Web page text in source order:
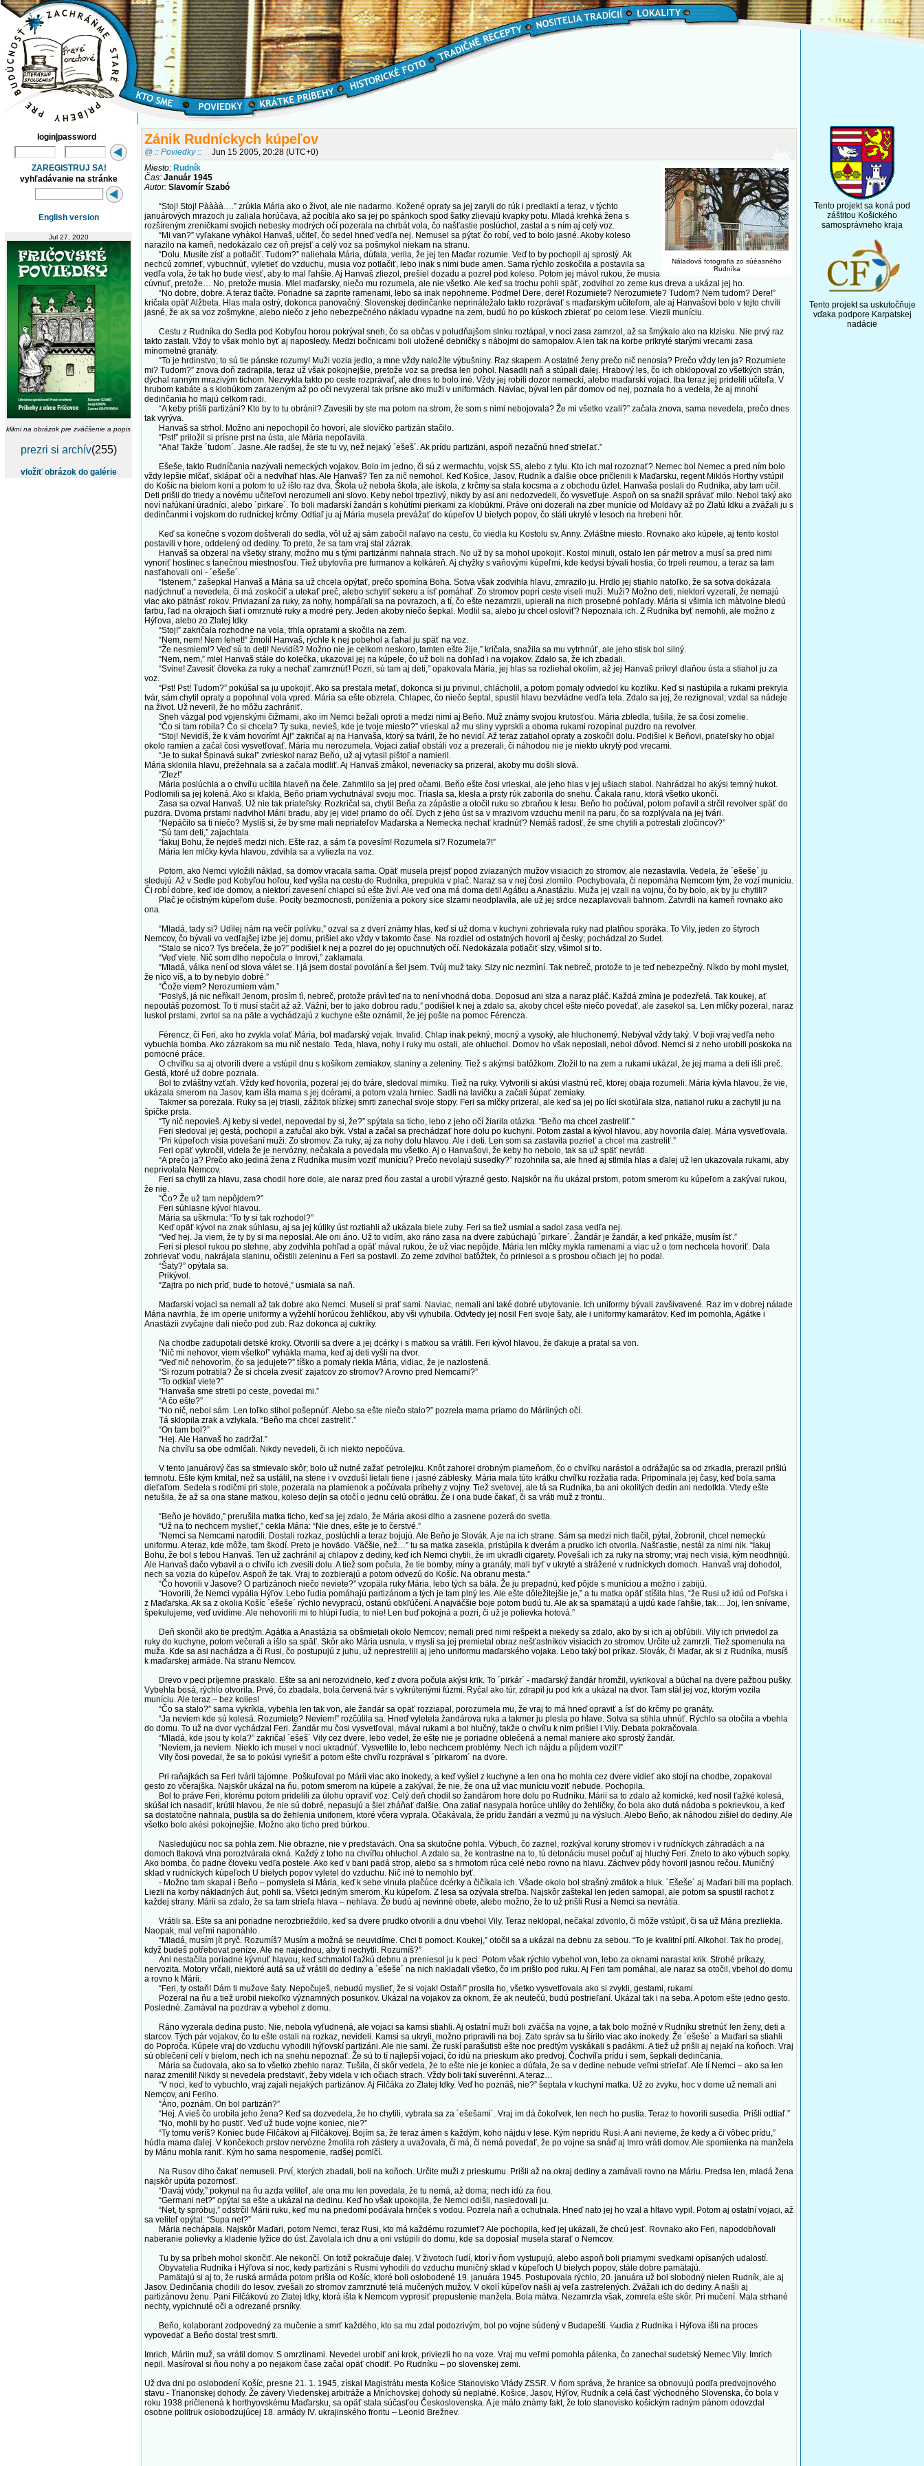
login|password
ZAREGISTRUJ SA!
vyhľadávanie na stránke
English version
Jul 27, 2020
klikni na obrázok pre zväčšenie a popis
prezri si archív(255)
vložiť obrázok do galérie
Zánik Rudníckych kúpeľov
@ :: Poviedky :: Jun 15 2005, 20:28 (UTC+0)
Náladová fotografia zo súèasného
Rudníka
Miesto: Rudník
Čas: Január 1945
Autor: Slavomír Szabó
“Stoj! Stoj! Pàààà….” zrúkla Mária ako o život, ale nie nadarmo. Kožené opraty sa jej zaryli do rúk i predlaktí a teraz, v týchto
januárových mrazoch ju zaliala horúčava, až pocítila ako sa jej po spánkoch spod šatky zlievajú kvapky potu. Mladá krehká žena s
rozšíreným zreničkami svojich nebesky modrých očí pozerala na chrbát vola, čo našťastie poslúchol, zastal a s ním aj celý voz.
“Mi van?” vyľakane vyhàkol Hanvaš, učiteľ, čo sedel hneď vedľa nej. Nemusel sa pýtať čo robí, veď to bolo jasné. Akoby koleso
narazilo na kameň, nedokázalo cez oň prejsť a celý voz sa pošmykol niekam na stranu.
“Dolu. Musíte zísť a potlačiť. Tudom?” naliehala Mária, dúfala, verila, že jej ten Maďar rozumie. Veď to by pochopil aj sprostý. Ak
nechcú zomrieť, vybuchnúť, vyletieť do vzduchu, musia voz potlačiť, lebo inak s nimi bude amen. Sama rýchlo zoskočila a postavila sa
vedľa vola, že tak ho bude viesť, aby to mal ľahšie. Aj Hanvaš zliezol, prešiel dozadu a pozrel pod koleso. Potom jej mávol rukou, že musia
cúvnuť, pretože… No, pretože musia. Mlel maďarsky, niečo mu rozumela, ale nie všetko. Ale keď sa trochu pohli späť, zodvihol zo zeme kus dreva a ukázal jej ho.
“No dobre, dobre. A teraz tlačte. Poriadne sa zaprite ramenami, lebo sa inak nepohneme. Poďme! Dere, dere! Rozumiete? Nerozumiete? Tudom? Nem tudom? Dere!”
kričala opäť Alžbeta. Hlas mala ostrý, dokonca panovačný. Slovenskej dedinčanke neprináležalo takto rozprávať s maďarským učiteľom, ale aj Hanvašovi bolo v tejto chvíli
jasné, že ak sa voz zošmykne, alebo niečo z jeho nebezpečného nákladu vypadne na zem, budú ho po kúskoch zbierať po celom lese. Viezli muníciu.
Cestu z Rudníka do Sedla pod Kobyľou horou pokrýval sneh, čo sa občas v poludňajšom slnku roztápal, v noci zasa zamrzol, až sa šmýkalo ako na klzisku. Nie prvý raz
takto zastali. Vždy to však mohlo byť aj naposledy. Medzi bočnicami boli uložené debničky s nábojmi do samopalov. A len tak na korbe prikryté starými vrecami zasa
mínometné granáty.
“To je hrdinstvo; to sú tie pánske rozumy! Muži vozia jedlo, a mne vždy naložíte výbušniny. Raz skapem. A ostatné ženy prečo nič nenosia? Prečo vždy len ja? Rozumiete
mi? Tudom?” znova doň zadrapila, teraz už však pokojnejšie, pretože voz sa predsa len pohol. Nasadli naň a stúpali ďalej. Hrabový les, čo ich obklopoval zo všetkých strán,
dýchal ranným mrazivým tichom. Nezvykla takto po ceste rozprávať, ale dnes to bolo iné. Vždy jej robili dozor nemeckí, alebo maďarskí vojaci. Iba teraz jej pridelili učiteľa. V
hrubom kabáte a s klobúkom zarazeným až po oči nevyzeral tak prísne ako muži v uniformách. Naviac, býval len pár domov od nej, poznala ho a vedela, že aj mnohí
dedinčania ho majú celkom radi.
“A keby prišli partizáni? Kto by to tu obránil? Zavesili by ste ma potom na strom, že som s nimi nebojovala? Že mi všetko vzali?” začala znova, sama nevedela, prečo dnes
tak vyrýva.
Hanvaš sa strhol. Možno ani nepochopil čo hovorí, ale slovíčko partizán stačilo.
“Pst!” priložil si prísne prst na ústa, ale Mária nepoľavila.
“Aha! Takže ´tudom´. Jasne. Ale radšej, že ste tu vy, než nejaký ´ešeš´. Ak prídu partizáni, aspoň nezačnú hneď strieľať.”
Ešeše, takto Rudníčania nazývali nemeckých vojakov. Bolo im jedno, či sú z wermachtu, vojsk SS, alebo z tylu. Kto ich mal rozoznať? Nemec bol Nemec a pred ním bolo
vždy lepšie mlčať, sklápať oči a nedvíhať hlas. Ale Hanvaš? Ten za nič nemohol. Keď Košice, Jasov, Rudník a ďalšie obce pričlenili k Maďarsku, regent Miklós Horthy vstúpil
do Košíc na bielom koni a potom to už išlo raz dva. Škola už nebola škola, ale iskola, z krčmy sa stala kocsma a z obchodu üzlet. Hanvaša poslali do Rudníka, aby tam učil.
Deti prišli do triedy a novému učiteľovi nerozumeli ani slovo. Keby nebol trpezlivý, nikdy by asi ani nedozvedeli, čo vysvetľuje. Aspoň on sa snažil správať milo. Nebol taký ako
noví nafúkaní úradníci, alebo ´pirkare´. To boli maďarskí žandári s kohútími pierkami za klobúkmi. Práve oni dozerali na zber munície od Moldavy až po Zlatú Idku a zvážali ju s
dedinčanmi i vojskom do rudníckej krčmy. Odtiaľ ju aj Mária musela prevážať do kúpeľov U bielych popov, čo stáli ukryté v lesoch na hrebeni hôr.
Keď sa konečne s vozom doštverali do sedla, vôl už aj sám zabočil naľavo na cestu, čo viedla ku Kostolu sv. Anny. Zvláštne miesto. Rovnako ako kúpele, aj tento kostol
postavili v hore, oddelený od dediny. To preto, že sa tam vraj stal zázrak.
Hanvaš sa obzeral na všetky strany, možno mu s tými partizánmi nahnala strach. No už by sa mohol upokojiť. Kostol minuli, ostalo len pár metrov a musí sa pred nimi
vynoriť hostinec s tanečnou miestnosťou. Tiež ubytovňa pre furmanov a kolkáreň. Aj chyžky s vaňovými kúpeľmi, kde kedysi bývali hostia, čo trpeli reumou, a teraz sa tam
nasťahovali oni - ´ešeše´.
“Istenem,” zašepkal Hanvaš a Mária sa už chcela opýtať, prečo spomína Boha. Sotva však zodvihla hlavu, zmrazilo ju. Hrdlo jej stiahlo natoľko, že sa sotva dokázala
nadýchnuť a nevedela, či má zoskočiť a utekať preč, alebo schytiť sekeru a ísť pomáhať. Zo stromov popri ceste viseli muži. Muži? Možno deti; niektorí vyzerali, že nemajú
viac ako pätnásť rokov. Priviazaní za ruky, za nohy, hompáľali sa na povrazoch, a tí, čo ešte nezamrzli, upierali na nich prosebné pohľady. Mária si všimla ich màtvolne bledú
farbu, ľad na okrajoch šiat i omrznuté ruky a modré pery. Jeden akoby niečo šepkal. Modlil sa, alebo ju chcel osloviť? Nepoznala ich. Z Rudníka byť nemohli, ale možno z
Hýľova, alebo zo Zlatej Idky.
“Stoj!” zakričala rozhodne na vola, trhla opratami a skočila na zem.
“Nem, nem! Nem lehet!“ žmolil Hanvaš, rýchle k nej pobehol a ťahal ju späť na voz.
“Že nesmiem!? Veď sú to deti! Nevidíš? Možno nie je celkom neskoro, tamten ešte žije,” kričala, snažila sa mu vytrhnúť, ale jeho stisk bol silný.
“Nem, nem,” mlel Hanvaš stále do kolečka, ukazoval jej na kúpele, čo už boli na dohľad i na vojakov. Zdalo sa, že ich zbadali.
“Svine! Zavesiť človeka za ruky a nechať zamrznúť! Pozri, sú tam aj deti,” opakovala Mária, jej hlas sa rozliehal okolím, až jej Hanvaš prikryl dlaňou ústa a stiahol ju za
voz.
“Pst! Pst! Tudom?” pokúšal sa ju upokojiť. Ako sa prestala metať, dokonca si ju privinul, chlácholil, a potom pomaly odviedol ku kozlíku. Keď si nastúpila a rukami prekryla
tvár, sám chytil opraty a popohnal vola vpred. Mária sa ešte obzrela. Chlapec, čo niečo šeptal, spustil hlavu bezvládne vedľa tela. Zdalo sa jej, že rezignoval; vzdal sa nádeje
na život. Už neveril, že ho môžu zachrániť.
Sneh vàzgal pod vojenskými čižmami, ako im Nemci bežali oproti a medzi nimi aj Beňo. Muž známy svojou krutosťou. Mária zbledla, tušila, že sa čosi zomelie.
“Čo si tam robila? Čo si chcela? Ty suka, nevieš, kde je tvoje miesto?” vrieskal až mu sliny vyprskli a oboma rukami rozopínal puzdro na revolver.
“Stoj! Nevidíš, že k vám hovorím! Áj!” zakričal aj na Hanvaša, ktorý sa tváril, že ho nevidí. Až teraz zatiahol opraty a zoskočil dolu. Podišiel k Beňovi, priateľsky ho objal
okolo ramien a začal čosi vysvetľovať. Mária mu nerozumela. Vojaci zatiaľ obstáli voz a prezerali, či náhodou nie je niekto ukrytý pod vrecami.
“Je to suka! Špinavá suka!” zvrieskol naraz Beňo, už aj vytasil pištoľ a namieril.
Mária sklonila hlavu, prežehnala sa a začala modliť. Aj Hanvaš zmåkol, neveriacky sa prizeral, akoby mu došli slová.
“Zlez!”
Mária poslúchla a o chvíľu ucítila hlaveň na čele. Zahmlilo sa jej pred očami. Beňo ešte čosi vrieskal, ale jeho hlas v jej ušiach slabol. Nahrádzal ho akýsi temný hukot.
Podlomili sa jej kolená. Ako si kľakla, Beňo priam vychutnával svoju moc. Triasla sa, klesla a prsty rúk zaborila do snehu. Čakala ranu, ktorá všetko ukončí.
Zasa sa ozval Hanvaš. Už nie tak priateľsky. Rozkričal sa, chytil Beňa za zápästie a otočil ruku so zbraňou k lesu. Beňo ho počúval, potom poľavil a strčil revolver späť do
puzdra. Dvoma prstami nadvihol Márii bradu, aby jej videl priamo do očí. Dych z jeho úst sa v mrazivom vzduchu menil na paru, čo sa rozplývala na jej tvári.
“Nepáčilo sa ti niečo? Myslíš si, že by sme mali nepriateľov Maďarska a Nemecka nechať kradnúť? Nemáš radosť, že sme chytili a potrestali zločincov?”
“Sú tam deti,” zajachtala.
“Ïakuj Bohu, že nejdeš medzi nich. Ešte raz, a sám ťa povesím! Rozumela si? Rozumela?!”
Mária len mlčky kývla hlavou, zdvihla sa a vyliezla na voz.
Potom, ako Nemci vyložili náklad, sa domov vracala sama. Opäť musela prejsť popod zviazaných mužov visiacich zo stromov, ale nezastavila. Vedela, že ´ešeše´ ju
sledujú. Až v Sedle pod Kobyľou hoľou, keď vyšla na cestu do Rudníka, prepukla v plač. Naraz sa v nej čosi zlomilo. Pochybovala, či nepomáha Nemcom tým, že vozí muníciu.
Či robí dobre, keď ide domov, a niektorí zavesení chlapci sú ešte živí. Ale veď ona má doma deti! Agátku a Anastáziu. Muža jej vzali na vojnu, čo by bolo, ak by ju chytili?
Plač je očistným kúpeľom duše. Pocity bezmocnosti, poníženia a pokory síce slzami neodplavila, ale už jej srdce nezaplavovali bahnom. Zatvrdli na kameň rovnako ako
ona.
“Mladá, tady si? Udìlej nám na večír polívku,” ozval sa z dverí známy hlas, keď si už doma v kuchyni zohrievala ruky nad platňou sporáka. To Vily, jeden zo štyroch
Nemcov, čo bývali vo vedľajšej izbe jej domu, prišiel ako vždy v takomto čase. Na rozdiel od ostatných hovoril aj česky; pochádzal zo Sudet.
“Stalo se nìco? Tys brečela, že jo?” podišiel k nej a pozrel do jej opuchnutých očí. Nedokázala potlačiť slzy, všimol si to.
“Veď viete. Nič som dlho nepočula o Imrovi,” zaklamala.
“Mladá, válka není od slova válet se. I já jsem dostal povolání a šel jsem. Tvùj muž taky. Slzy nic nezmìní. Tak nebreč, protože to je teď nebezpečný. Nìkdo by mohl myslet,
že nìco víš, a to by nebylo dobré.”
“Čože viem? Nerozumiem vám.”
“Poslyš, já nic neříkal! Jenom, prosím tì, nebreč, protože právì teď na to není vhodná doba. Doposud ani slza a naraz pláč. Každá zmìna je podezřelá. Tak koukej, ať
nepoutáš pozornost. To ti musí stačit až až. Vážnì, ber to jako dobrou radu,” podišiel k nej a zdalo sa, akoby chcel ešte niečo povedať, ale zasekol sa. Len mlčky pozeral, naraz
luskol prstami, zvrtol sa na päte a vychádzajú z kuchyne ešte oznámil, že jej pošle na pomoc Férencza.
Férencz, či Feri, ako ho zvykla volať Mária, bol maďarský vojak. Invalid. Chlap inak pekný, mocný a vysoký, ale hluchonemý. Nebýval vždy taký. V boji vraj vedľa neho
vybuchla bomba. Ako zázrakom sa mu nič nestalo. Teda, hlava, nohy i ruky mu ostali, ale ohluchol. Domov ho však neposlali, nebol dôvod. Nemci si z neho urobili poskoka na
pomocné práce.
O chvíľku sa aj otvorili dvere a vstúpil dnu s košíkom zemiakov, slaniny a zeleniny. Tiež s akýmsi batôžkom. Zložil to na zem a rukami ukázal, že jej mama a deti išli preč.
Gestá, ktoré už dobre poznala.
Bol to zvláštny vzťah. Vždy keď hovorila, pozeral jej do tváre, sledoval mimiku. Tiež na ruky. Vytvorili si akúsi vlastnú reč, ktorej obaja rozumeli. Mária kývla hlavou, že vie,
ukázala smerom na Jasov, kam išla mama s jej dcérami, a potom vzala hrniec. Sadli na lavičku a začali šúpať zemiaky.
Takmer sa porezala. Ruky sa jej triasli, zážitok blízkej smrti zanechal svoje stopy. Feri sa mlčky prizeral, ale keď sa jej po líci skotúľala slza, natiahol ruku a zachytil ju na
špičke prsta.
“Ty nič nepovieš. Aj keby si vedel, nepovedal by si, že?” spýtala sa ticho, lebo z jeho očí žiarila otázka. “Beňo ma chcel zastreliť.”
Feri sledoval jej gestá, pochopil a zafučal ako býk. Vstal a začal sa prechádzať hore dolu po kuchyni. Potom zastal a kývol hlavou, aby hovorila ďalej. Mária vysvetľovala.
“Pri kúpeľoch visia povešaní muži. Zo stromov. Za ruky, aj za nohy dolu hlavou. Ale i deti. Len som sa zastavila pozrieť a chcel ma zastreliť.”
Feri opäť vykročil, videla že je nervózny, nečakala a povedala mu všetko. Aj o Hanvašovi, že keby ho nebolo, tak sa už späť nevráti.
“A prečo ja? Prečo ako jediná žena z Rudníka musím voziť muníciu? Prečo nevolajú susedky?” rozohnila sa, ale hneď aj stlmila hlas a ďalej už len ukazovala rukami, aby
neprivolala Nemcov.
Feri sa chytil za hlavu, zasa chodil hore dole, ale naraz pred ňou zastal a urobil výrazné gesto. Najskôr na ňu ukázal prstom, potom smerom ku kúpeľom a zakýval rukou,
že nie.
“Čo? Že už tam nepôjdem?”
Feri súhlasne kývol hlavou.
Mária sa uškrnula: “To ty si tak rozhodol?”
Keď opäť kývol na znak súhlasu, aj sa jej kútiky úst roztiahli až ukázala biele zuby. Feri sa tiež usmial a sadol zasa vedľa nej.
“Veď hej. Ja viem, že ty by si ma neposlal. Ale oni áno. Už to vidím, ako ráno zasa na dvere zabúchajú ´pirkare´. Žandár je žandár, a keď prikáže, musím ísť.”
Feri si plesol rukou po stehne, aby zodvihla pohľad a opäť mával rukou, že už viac nepôjde. Mária len mlčky mykla ramenami a viac už o tom nechcela hovoriť. Dala
zohrievať vodu, nakrájala slaninu, očistili zeleninu a Feri sa postavil. Zo zeme zdvihol batôžtek, čo priniesol a s prosbou očiach jej ho podal.
“Šaty?” opýtala sa.
Prikývol.
“Zajtra po nich príď, bude to hotové,” usmiala sa naň.
Maďarskí vojaci sa nemali až tak dobre ako Nemci. Museli si prať sami. Naviac, nemali ani také dobré ubytovanie. Ich uniformy bývali zavšivavené. Raz im v dobrej nálade
Mária navrhla, že im operie uniformy a vyžehlí horúcou žehličkou, aby vši vyhubila. Odvtedy jej nosil Feri svoje šaty, ale i uniformy kamarátov. Keď im pomohla, Agátke i
Anastázii zvyčajne dali niečo pod zub. Raz dokonca aj cukríky.
Na chodbe zadupotali detské kroky. Otvorili sa dvere a jej dcérky i s matkou sa vrátili. Feri kývol hlavou, že ďakuje a pratal sa von.
“Nič mi nehovor, viem všetko!” vyhàkla mama, keď aj deti vyšli na dvor.
“Veď nič nehovorím, čo sa jedujete?” tíško a pomaly riekla Mária, vidiac, že je nazlostená.
“Si rozum potratila? Že si chcela zvesiť zajatcov zo stromov? A rovno pred Nemcami?”
“To odkiaľ viete?”
“Hanvaša sme stretli po ceste, povedal mi.”
“A čo ešte?”
“No nič, nebol sám. Len toľko stihol pošepnúť. Alebo sa ešte niečo stalo?” pozrela mama priamo do Máriiných očí.
Tá sklopila zrak a vzlykala. “Beňo ma chcel zastreliť.”
“On tam bol?”
“Hej. Ale Hanvaš ho zadržal.”
Na chvíľu sa obe odmlčali. Nikdy nevedeli, či ich niekto nepočúva.
V tento januárový čas sa stmievalo skôr; bolo už nutné zažať petrolejku. Knôt zahorel drobným plameňom, čo o chvíľku narástol a odrážajúc sa od zrkadla, prerazil prišlú
temnotu. Ešte kým kmital, než sa ustálil, na stene i v ovzduší lietali tiene i jasné záblesky. Mária mala túto krátku chvíľku rozžatia rada. Pripomínala jej časy, keď bola sama
dieťaťom. Sedela s rodičmi pri stole, pozerala na plamienok a počúvala príbehy z vojny. Tiež svetovej, ale tá sa Rudníka, ba ani okolitých dedín ani nedotkla. Vtedy ešte
netušila, že až sa ona stane matkou, koleso dejín sa otočí o jednu celú obrátku. Že i ona bude čakať, či sa vráti muž z frontu.
“Beňo je hovädo,” prerušila matka ticho, keď sa jej zdalo, že Mária akosi dlho a zasnene pozerá do svetla.
“Už na to nechcem myslieť,” cekla Mária: “Nie dnes, ešte je to čerstvé.”
“Nemci sa Nemcami narodili. Dostali rozkaz, poslúchli a teraz bojujú. Ale Beňo je Slovák. A je na ich strane. Sám sa medzi nich tlačil, pýtal, žobronil, chcel nemeckú
uniformu. A teraz, kde môže, tam škodí. Preto je hovädo. Väčšie, než…” tu sa matka zasekla, pristúpila k dverám a prudko ich otvorila. Našťastie, nestál za nimi nik. “Ïakuj
Bohu, že bol s tebou Hanvaš. Ten už zachránil aj chlapov z dediny, keď ich Nemci chytili, že im ukradli cigarety. Povešali ich za ruky na stromy; vraj nech visia, kým neodhnijú.
Ale Hanvaš dačo vybavil a o chvíľu ich zvesili dolu. A tiež som počula, že tie bomby, míny a granáty, mali byť v ukryté a strážené v rudníckych domoch. Hanvaš vraj dohodol,
nech sa vozia do kúpeľov. Aspoň že tak. Vraj to zozbierajú a potom odvezú do Košíc. Na obranu mesta.”
“Čo hovorili v Jasove? O partizánoch niečo neviete?” vzopäla ruky Mária, lebo tých sa bála. Že ju prepadnú, keď pôjde s muníciou a možno i zabijú.
“Hovorili, že Nemci vypália Hýľov. Lebo ľudia pomáhajú partizánom a tých je tam plný les. Ale ešte dôležitejšie je,” a tu matka opäť stíšila hlas, “že Rusi už idú od Poľska i
z Maďarska. Ak sa z okolia Košíc ´ešeše´ rýchlo nevypracú, ostanú obkľúčení. A najväčšie boje potom budú tu. Ale ak sa spamätajú a ujdú kade ľahšie, tak… Joj, len snívame,
špekulujeme, veď uvidíme. Ale nehovorili mi to hlúpi ľudia, to nie! Len buď pokojná a pozri, či už je polievka hotová.”
Deň skončil ako tie predtým. Agátka a Anastázia sa obšmietali okolo Nemcov; nemali pred nimi rešpekt a niekedy sa zdalo, ako by si ich aj obľúbili. Vily ich priviedol za
ruky do kuchyne, potom večerali a išlo sa späť. Skôr ako Mária usnula, v mysli sa jej premietal obraz nešťastníkov visiacich zo stromov. Určite už zamrzli. Tiež spomenula na
muža. Kde sa asi nachádza a či Rusi, čo postupujú z juhu, už neprestrelili aj jeho uniformu maďarského vojaka. Lebo taký bol príkaz. Slovák, či Maďar, ak si z Rudníka, musíš
k maďarskej armáde. Na stranu Nemcov.
Drevo v peci príjemne praskalo. Ešte sa ani nerozvidnelo, keď z dvora počula akýsi krik. To ´pirkár´ - maďarský žandár hromžil, vykrikoval a búchal na dvere pažbou pušky.
Vybehla bosá, rýchlo otvorila. Prvé, čo zbadala, bola červená tvár s vykrútenými fúzmi. Ryčal ako túr, zdrapil ju pod krk a ukázal na dvor. Tam stál jej voz, ktorým vozila
muníciu. Ale teraz – bez kolies!
“Čo sa stalo?” sama vykríkla, vybehla len tak von, ale žandár sa opäť rozziapal, porozumela mu, že vraj to má hneď opraviť a ísť do krčmy po granáty.
“Ja neviem kde sú kolesá. Rozumiete? Neviem!” rozčúlila sa. Hneď vyletela žandárova ruka a takmer ju plesla po hlave. Sotva sa stihla uhnúť. Rýchlo sa otočila a vbehla
do domu. To už na dvor vychádzal Feri. Žandár mu čosi vysvetľoval, mával rukami a bol hlučný, takže o chvíľu k nim prišiel i Vily. Debata pokračovala.
“Mladá, kde jsou ty kola?” zakričal ´ešeš´ Vily cez dvere, lebo vedel, že ešte nie je poriadne oblečená a nemal maniere ako sprostý žandár.
“Neviem, ja neviem. Niekto ich musel v noci ukradnúť. Vysvetlite to, lebo nechcem problémy. Nech ich nájdu a pôjdem voziť!”
Vily čosi povedal, že sa to pokúsi vyriešiť a potom ešte chvíľu rozprával s ´pirkarom´ na dvore.
Pri raňajkách sa Feri tváril tajomne. Poškuľoval po Márii viac ako inokedy, a keď vyšiel z kuchyne a len ona ho mohla cez dvere vidieť ako stojí na chodbe, zopakoval
gesto zo včerajška. Najskôr ukázal na ňu, potom smerom na kúpele a zakýval, že nie, že ona už viac muníciu voziť nebude. Pochopila.
Bol to práve Feri, ktorému potom pridelili za úlohu opraviť voz. Celý deň chodil so žandárom hore dolu po Rudníku. Márii sa to zdalo až komické, keď nosil ťažké kolesá,
skúšal ich nasadiť, krútil hlavou, že nie sú dobré, nepasujú a šiel zháňať ďalšie. Ona zatiaľ nasypala horúce uhlíky do žehličky, čo bola ako dutá nádoba s pokrievkou, a keď
sa dostatočne nahriala, pustila sa do žehlenia uniforiem, ktoré včera vyprala. Očakávala, že prídu žandári a vezmú ju na výsluch. Alebo Beňo, ak náhodou zišiel do dediny. Ale
všetko bolo akési pokojnejšie. Možno ako ticho pred búrkou.
Nasledujúcu noc sa pohla zem. Nie obrazne, nie v predstavách. Ona sa skutočne pohla. Výbuch, čo zaznel, rozkýval koruny stromov i v rudníckych záhradách a na
domoch tlaková vlna poroztvárala okná. Každý z toho na chvíľku ohluchol. A zdalo sa, že kontrastne na to, tú detonáciu musel počuť aj hluchý Feri. Znelo to ako výbuch sopky.
Ako bomba, čo padne človeku vedľa postele. Ako keď v bani padá strop, alebo sa s hrmotom rúca celé nebo rovno na hlavu. Záchvev pôdy hovoril jasnou rečou. Muničný
sklad v rudníckych kúpeľoch U bielych popov vyletel do vzduchu. Nič iné to nemohlo byť.
- Možno tam skapal i Beňo – pomyslela si Mária, keď k sebe vinula plačúce dcérky a čičíkala ich. Všade okolo bol strašný zmätok a hluk. ´Ešeše´ aj Maďari bili ma poplach.
Liezli na korby nákladných áut, pohli sa. Všetci jedným smerom. Ku kúpeľom. Z lesa sa ozývala streľba. Najskôr zaštekal len jeden samopal, ale potom sa spustil rachot z
každej strany. Márii sa zdalo, že sa tam strieľa hlava – nehlava. Že budú aj nevinné obete, alebo možno, že to už prišli Rusi a Nemci sa nevrátia.
Vrátili sa. Ešte sa ani poriadne nerozbrieždilo, keď sa dvere prudko otvorili a dnu vbehol Vily. Teraz neklopal, nečakal zdvorilo, či môže vstúpiť, či sa už Mária prezliekla.
Naopak, mal veľmi naponáhlo.
“Mladá, musím jít pryč. Rozumíš? Musím a možná se neuvidíme. Chci ti pomoct. Koukej,” otočil sa a ukázal na debnu za sebou. “To je kvalitní pití. Alkohol. Tak ho prodej,
když budeš potřebovat peníze. Ale ne najednou, aby tì nechytli. Rozumíš?”
Ani nestačila poriadne kývnuť hlavou, keď schmatol ťažkú debnu a preniesol ju k peci. Potom však rýchlo vybehol von, lebo za oknami narastal krik. Strohé príkazy,
nervozita. Motory vrčali, niektoré autá sa už vrátili do dediny a ´ešeše´ na nich nakladali všetko, čo im prišlo pod ruku. Aj Feri tam pomáhal, ale naraz sa otočil, vbehol do domu
a rovno k Márii.
“Feri, ty ostaň! Dám ti mužove šaty. Nepočuješ, nebudú myslieť, že si vojak! Ostaň!” prosila ho, všetko vysvetľovala ako si zvykli, gestami, rukami.
Pozeral na ňu a tiež urobil niekoľko významných posunkov. Ukázal na vojakov za oknom, že ak neutečú, budú postrieľaní. Ukázal tak i na seba. A potom ešte jedno gesto.
Posledné. Zamával na pozdrav a vybehol z domu.
Ráno vyzerala dedina pusto. Nie, nebola vyľudnená, ale vojaci sa kamsi stiahli. Aj ostatní muži boli zväčša na vojne, a tak bolo možné v Rudníku stretnúť len ženy, deti a
starcov. Tých pár vojakov, čo tu ešte ostali na rozkaz, nevideli. Kamsi sa ukryli, možno pripravili na boj. Zato správ sa tu šírilo viac ako inokedy. Že ´ešeše´ a Maďari sa stiahli
do Poproča. Kúpele vraj do vzduchu vyhodili hýľovskí partizáni. Ale nie sami. Že ruskí parašutisti ešte noc predtým vyskákali s padákmi. A tiež už prišli aj nejakí na koňoch. Vraj
sú oblečení celí v bielom, nech ich na snehu nepoznať. Že sú to tí najlepší vojaci, čo idú na prieskum ako predvoj. Čochvíľa prídu i sem, šepkali dedinčania.
Mária sa čudovala, ako sa to všetko zbehlo naraz. Tušila, či skôr vedela, že to ešte nie je koniec a dúfala, že sa v dedine nebude veľmi strieľať. Ale tí Nemci – ako sa len
naraz zmenili! Nikdy si nevedela predstaviť, žeby videla v ich očiach strach. Vždy boli takí suverénni. A teraz…
“V noci, keď to vybuchlo, vraj zajali nejakých partizánov. Aj Filčáka zo Zlatej Idky. Veď ho poznáš, nie?” šeptala v kuchyni matka. Už zo zvyku, hoc v dome už nemali ani
Nemcov, ani Feriho.
“Áno, poznám. On bol partizán?”
“Hej. A vieš čo urobila jeho žena? Keď sa dozvedela, že ho chytili, vybrala sa za ´ešešami´. Vraj im dá čokoľvek, len nech ho pustia. Teraz to hovorili susedia. Prišli odtiaľ.”
“No, mohli by ho pustiť. Veď už bude vojne koniec, nie?”
“Ty tomu veríš? Koniec bude Filčákovi aj Filčákovej. Bojím sa, že teraz ámen s každým, koho nájdu v lese. Kým neprídu Rusi. A ani nevieme, že kedy a či vôbec prídu,”
húdla mama ďalej. V končekoch prstov nervózne žmolila roh zástery a uvažovala, či má, či nemá povedať, že po vojne sa snáď aj Imro vráti domov. Ale spomienka na manžela
by Máriu mohla raniť. Kým ho sama nespomenie, radšej pomlčí.
Na Rusov dlho čakať nemuseli. Prví, ktorých zbadali, boli na koňoch. Určite muži z prieskumu. Prišli až na okraj dediny a zamávali rovno na Máriu. Predsa len, mladá žena
najskôr upúta pozornosť.
“Daváj vódy,” pokynul na ňu azda veliteľ, ale ona mu len povedala, že tu nemá, až doma; nech idú za ňou.
“Germani net?” opýtal sa ešte a ukázal na dedinu. Keď ho však upokojila, že Nemci odišli, nasledovali ju.
“Net, ty spróbuj,” odstrčil Márii ruku, keď mu na priedomí podávala hrnček s vodou. Pozrela naň a ochutnala. Hneď nato jej ho vzal a hltavo vypil. Potom aj ostatní vojaci, až
sa veliteľ opýtal: “Supa net?”
Mária nechápala. Najskôr Maďari, potom Nemci, teraz Rusi, kto má každému rozumieť? Ale pochopila, keď jej ukázali, že chcú jesť. Rovnako ako Feri, napodobňovali
naberanie polievky a kladenie lyžice do úst. Zavolala ich dnu a oni vstúpili do domu, kde sa doposiaľ musela starať o Nemcov.
Tu by sa príbeh mohol skončiť. Ale nekončí. On totiž pokračuje ďalej. V životoch ľudí, ktorí v ňom vystupujú, alebo aspoň boli priamymi svedkami opísaných udalostí.
Obyvatelia Rudníka i Hýľova si noc, kedy partizáni s Rusmi vyhodili do vzduchu muničný sklad v kúpeľoch U bielych popov, stále dobre pamätajú.
Pamätajú si aj to, že ruská armáda potom prišla od Košíc, ktoré boli oslobodené 19. januára 1945. Postupovala rýchlo, 20. januára už bol slobodný nielen Rudník, ale aj
Jasov. Dedinčania chodili do lesov, zvešali zo stromov zamrznuté telá mučených mužov. V okolí kúpeľov našli aj veľa zastrelených. Zvážali ich do dediny. A našli aj
partizánovu ženu. Pani Filčákovú zo Zlatej Idky, ktorá išla k Nemcom vyprosiť prepustenie manžela. Bola màtva. Nezamrzla však, zomrela ešte skôr. Pri mučení. Mala strhané
nechty, vypichnuté oči a odrezané prsníky.
Beňo, kolaborant zodpovedný za mučenie a smrť každého, kto sa mu zdal podozrivým, bol po vojne súdený v Budapešti. ¼udia z Rudníka i Hýľova išli na proces
vypovedať a Beňo dostal trest smrti.
Imrich, Máriin muž, sa vrátil domov. S omrzlinami. Nevedel urobiť ani krok, priviezli ho na voze. Vraj mu veľmi pomohla pálenka, čo zanechal sudetský Nemec Vily. Imrich
nepil. Masíroval si ňou nohy a po nejakom čase začal opäť chodiť. Po Rudníku – po slovenskej zemi.
Už dva dni po oslobodení Košíc, presne 21. 1. 1945, získal Magistrátu mesta Košice Stanovisko Vlády ZSSR. V ňom správa, že hranice sa obnovujú podľa predvojnového
stavu - Trianonskej dohody. Že závery Viedenskej arbitráže a Mníchovskej dohody sú neplatné. Košice, Jasov, Hýľov, Rudník a celá časť východného Slovenska, čo bola v
roku 1938 pričlenená k horthyovskému Maďarsku, sa opäť stala súčasťou Československa. A je málo známy fakt, že toto stanovisko košickým radným pánom odovzdal
osobne politruk oslobodzujúcej 18. armády IV. ukrajinského frontu – Leonid Brežnev.
Tento projekt sa koná pod
záštitou Košického
samosprávneho kraja
Tento projekt sa uskutočňuje
vďaka podpore Karpatskej
nadácie